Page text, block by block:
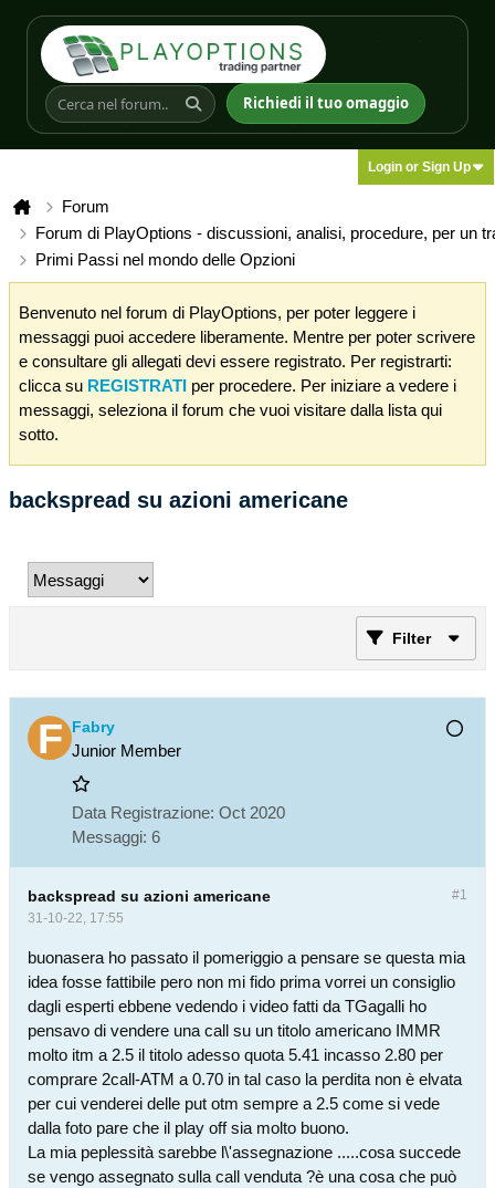
Richiedi il tuo omaggio
Login or Sign Up
Forum
Forum di PlayOptions - discussioni, analisi, procedure, per un
Primi Passi nel mondo delle Opzioni
Benvenuto nel forum di PlayOptions, per poter leggere i
messaggi puoi accedere liberamente. Mentre per poter scrivere
e consultare gli allegati devi essere registrato. Per registrarti:
clicca su REGISTRATI per procedere. Per iniziare a vedere i
messaggi, seleziona il forum che vuoi visitare dalla lista qui
sotto.
backspread su azioni americane
Filter
Fabry
Junior Member
Data Registrazione: Oct 2020
Messaggi: 6
#1
backspread su azioni americane
31-10-22, 17:55
buonasera ho passato il pomeriggio a pensare se questa mia
idea fosse fattibile pero non mi fido prima vorrei un consiglio
dagli esperti ebbene vedendo i video fatti da TGagalli ho
pensavo di vendere una call su un titolo americano IMMR
molto itm a 2.5 il titolo adesso quota 5.41 incasso 2.80 per
comprare 2call-ATM a 0.70 in tal caso la perdita non è elvata
per cui venderei delle put otm sempre a 2.5 come si vede
dalla foto pare che il play off sia molto buono.
La mia peplessità sarebbe l\'assegnazione .....cosa succede
se vengo assegnato sulla call venduta ?è una cosa che può